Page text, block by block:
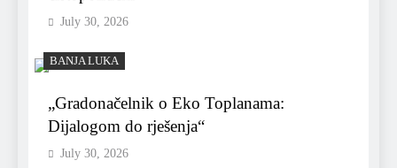
July 30, 2026
BANJA LUKA
„Gradonačelnik o Eko Toplanama:
Dijalogom do rješenja“
July 30, 2026